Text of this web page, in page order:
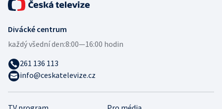
Divácké centrum
každý všední den:8:00—16:00 hodin
261 136 113
info@ceskatelevize.cz